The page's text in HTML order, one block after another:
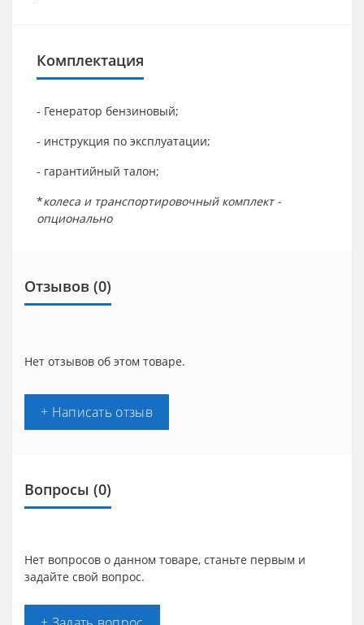
Комплектация
- Генератор бензиновый;
- инструкция по эксплуатации;
- гарантийный талон;
*колеса и транспортировочный комплект -
опционально
Отзывов (0)
Нет отзывов об этом товаре.
+ Написать отзыв
Вопросы (0)
Нет вопросов о данном товаре, станьте первым и
задайте свой вопрос.